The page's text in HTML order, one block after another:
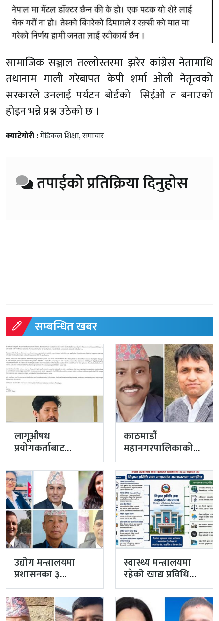
सामाजिक सञ्जाल तल्लोस्तरमा झरेर कांग्रेस नेतामाथि
तथानाम गाली गरेबापत केपी शर्मा ओली नेतृत्वको
सरकारले उनलाई पर्यटन बोर्डको सिईओ त बनाएको
होइन भन्ने प्रश्न उठेको छ ।
क्याटेगोरी :मेडिकल शिक्षा,समाचार
तपाईको प्रतिक्रिया दिनुहोस
सम्बन्धित खबर
लागूऔषध
प्रयोगकर्ताबाट
सीसीएम उपाध्यक्ष
बनेका गुरुङको अवैध
इमेलले उठायो
अध्यक्ष…
काठमाडौं
महानगरपालिकाको
प्रमुख प्रशासकीय
अधिकृतमा अर्याल,
सहसचिव केसी
अख्तियारबाट ‘आउट’
उद्योग मन्त्रालयमा
प्रशासनका ३
सहसचिव फाजिलमा
स्वास्थ्य मन्त्रालयमा
रहेको खाद्य प्रविधि
तथा गुण नियन्त्रण
विभाग विज्ञान…